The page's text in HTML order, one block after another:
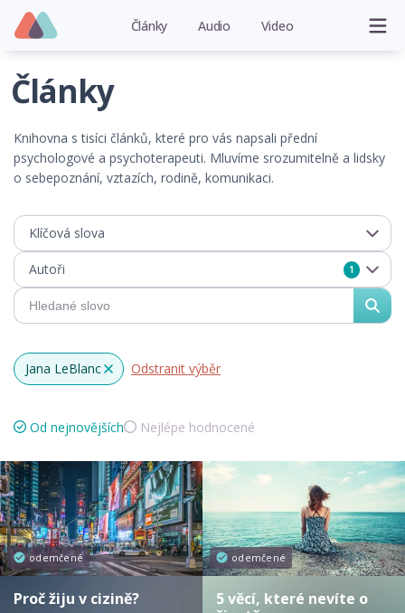
Články Audio Video
Články
Knihovna s tisíci článků, které pro vás napsali přední
psychologové a psychoterapeuti. Mluvíme srozumitelně a lidsky
o sebepoznání, vztazích, rodině, komunikaci.
Klíčová slova
Autoři 1
Jana LeBlanc x
Odstranit výběr
Od nejnovějších Nejlépe hodnocené
odemčené
Proč žiju v cizině?
odemčené
5 věcí, které nevíte o